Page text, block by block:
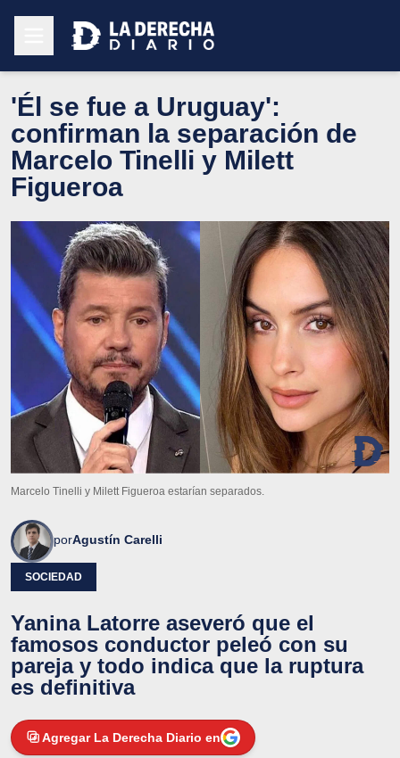
'Él se fue a Uruguay':
confirman la separación de
Marcelo Tinelli y Milett
Figueroa
Marcelo Tinelli y Milett Figueroa estarían separados.
porAgustín Carelli
SOCIEDAD
Yanina Latorre aseveró que el
famosos conductor peleó con su
pareja y todo indica que la ruptura
es definitiva
Agregar La Derecha Diario en